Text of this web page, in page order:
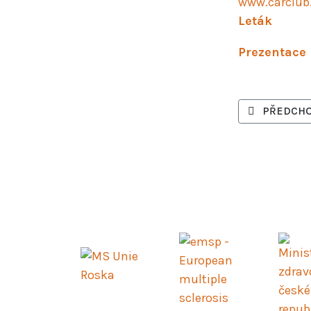
Leták
Prezentace
PŘEDCHOZÍ